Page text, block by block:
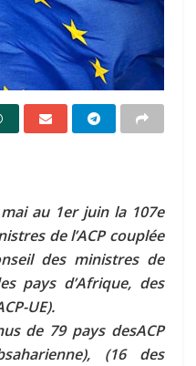
au 1er juin la 107e
de l’ACP couplée
des ministres de
pays d’Afrique, des
UE).
de 79 pays desACP
(16 des